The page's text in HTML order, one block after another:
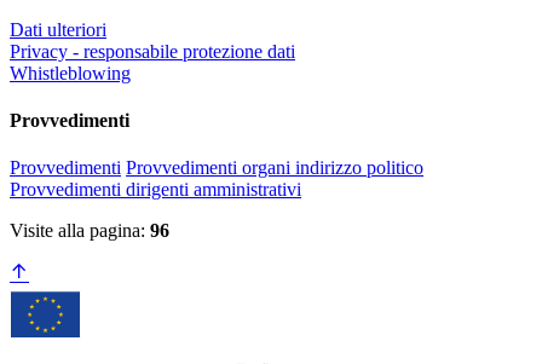
Dati ulteriori
Privacy - responsabile protezione dati
Whistleblowing
Provvedimenti
Provvedimenti Provvedimenti organi indirizzo politico
Provvedimenti dirigenti amministrativi
Visite alla pagina: 96